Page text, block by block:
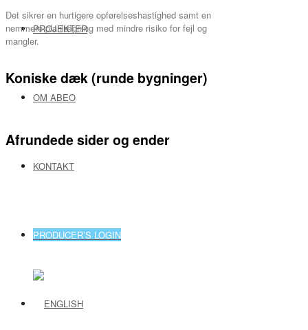
PROJEKTER
OM ABEO
KONTAKT
PRODUCER’S LOGIN
Det sikrer en hurtigere opførelseshastighed samt en
nemmere planlægning med mindre risiko for fejl og
mangler.
Koniske dæk (runde bygninger)
Afrundede sider og ender